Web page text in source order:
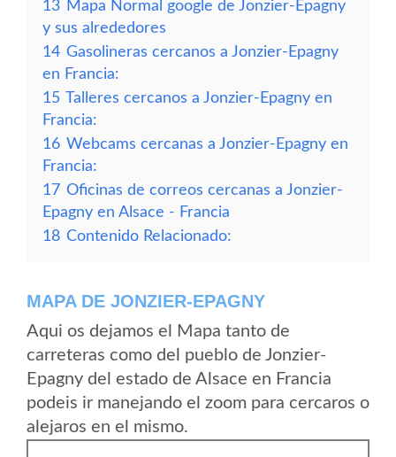
13 Mapa Normal google de Jonzier-Epagny
y sus alrededores
14 Gasolineras cercanos a Jonzier-Epagny
en Francia:
15 Talleres cercanos a Jonzier-Epagny en
Francia:
16 Webcams cercanas a Jonzier-Epagny en
Francia:
17 Oficinas de correos cercanas a Jonzier-
Epagny en Alsace - Francia
18 Contenido Relacionado:
MAPA DE JONZIER-EPAGNY
Aqui os dejamos el Mapa tanto de
carreteras como del pueblo de Jonzier-
Epagny del estado de Alsace en Francia
podeis ir manejando el zoom para cercaros o
alejaros en el mismo.